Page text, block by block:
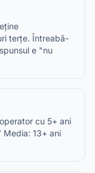
terțe. Întreabă-
e "nu
cu 5+ ani
Media: 13+ ani